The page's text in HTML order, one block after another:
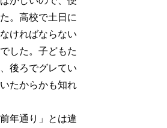
。高校で土日に
ければならない
した。子どもた
後ろでグレてい
たからかも知れ
年通り」とは違